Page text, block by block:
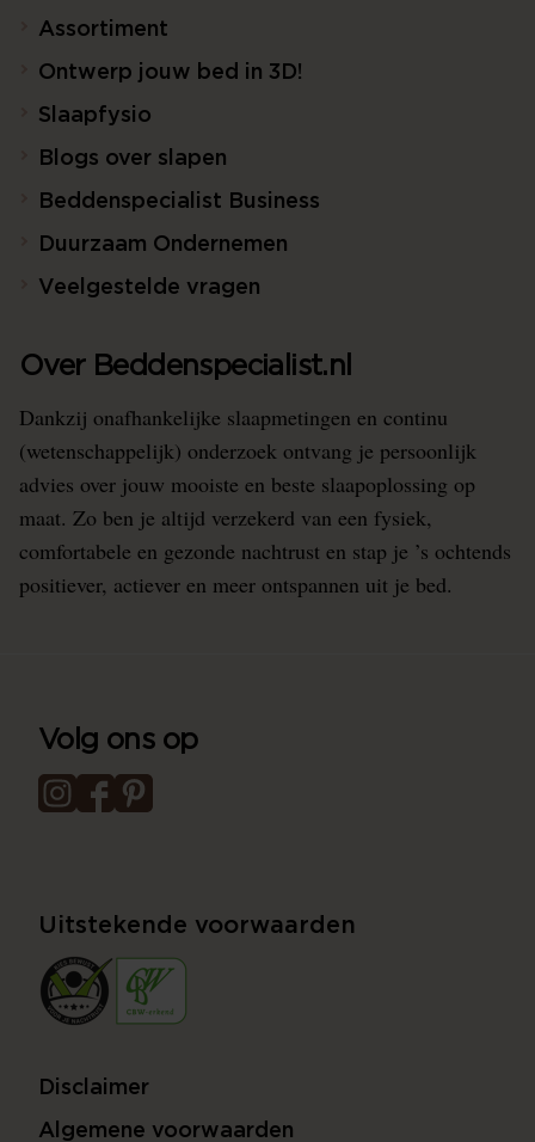
Assortiment
Ontwerp jouw bed in 3D!
Slaapfysio
Blogs over slapen
Beddenspecialist Business
Duurzaam Ondernemen
Veelgestelde vragen
Over Beddenspecialist.nl
Dankzij onafhankelijke slaapmetingen en continu
(wetenschappelijk) onderzoek ontvang je persoonlijk
advies over jouw mooiste en beste slaapoplossing op
maat. Zo ben je altijd verzekerd van een fysiek,
comfortabele en gezonde nachtrust en stap je ’s ochtends
positiever, actiever en meer ontspannen uit je bed.
Volg ons op
Uitstekende voorwaarden
Disclaimer
Algemene voorwaarden